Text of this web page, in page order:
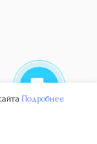
Подробнее